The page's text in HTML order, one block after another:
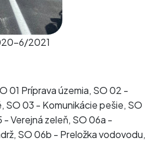
6/2021
01 Príprava územia, SO 02 -
SO 03 - Komunikácie pešie, SO
Verejná zeleň, SO 06a -
SO 06b - Preložka vodovodu,